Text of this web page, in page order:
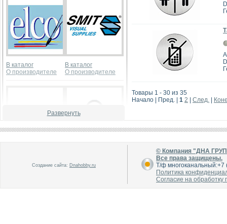
В каталог
О производителе
В каталог
О производителе
Развернуть
Товары 1 - 30 из 35
Начало | Пред. | 1 2 След.
Создание сайта: Dnahobby.ru
© Компания "ДНА
Все права защищены.
Т/ф
Политика
Согласие на